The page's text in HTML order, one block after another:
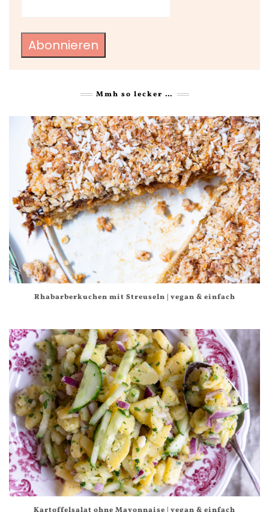
Abonnieren
Mmh so lecker …
Rhabarberkuchen mit Streuseln | vegan & einfach